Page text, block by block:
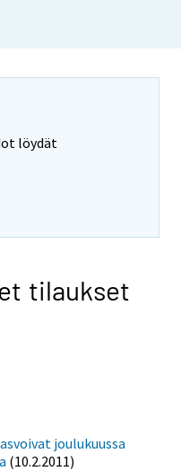
löydät
tilaukset
joulukuussa
(10.2.2011)